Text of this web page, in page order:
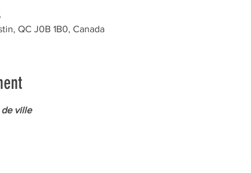
QC J0B 1B0, Canada
ville